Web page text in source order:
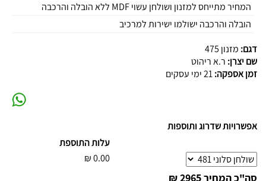
המחיר מתייחס למזנון ושולחן עשוי MDF ללא הובלה והרכבה
הובלה והרכבה ישולמו ישירות למרכיב
דגם: מזנון 475
שם יצרן: ר.א ריהוט
זמן אספקה:21 ימי עסקים
אפשרויות שדרוג ותוספות
עלות התוספת
0.00
₪
סה"כ המחיר2965 ₪